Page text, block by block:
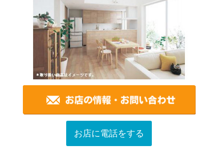
お店に電話をする